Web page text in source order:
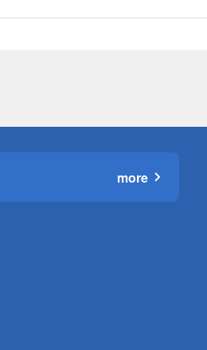
more